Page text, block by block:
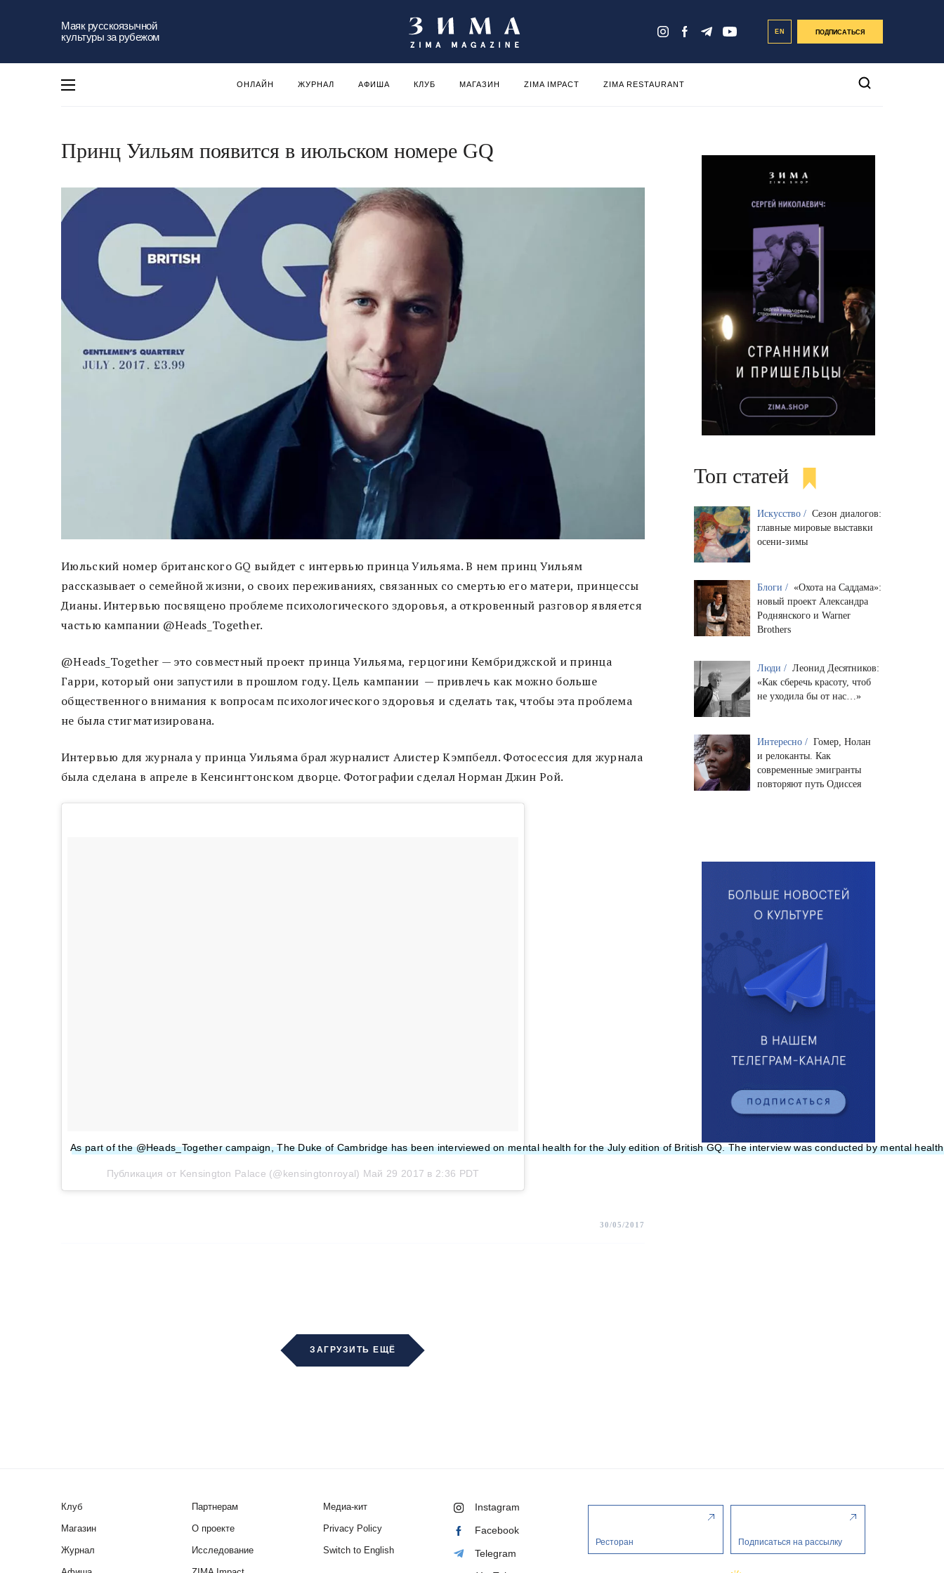
Маяк русскоязычной
культуры за рубежом
EN ПОДПИСАТЬСЯ
ОНЛАЙН ЖУРНАЛ АФИША КЛУБ МАГАЗИН ZIMA IMPACT ZIMA RESTAURANT
Принц Уильям появится в июльском номере GQ
Июльский номер британского GQ выйдет с интервью принца Уильяма. В нем принц Уильям
рассказывает о семейной жизни, о своих переживаниях, связанных со смертью его матери, принцессы
Дианы. Интервью посвящено проблеме психологического здоровья, а откровенный разговор является
частью кампании @Heads_Together.
@Heads_Together — это совместный проект принца Уильяма, герцогини Кембриджской и принца
Гарри, который они запустили в прошлом году. Цель кампании — привлечь как можно больше
общественного внимания к вопросам психологического здоровья и сделать так, чтобы эта проблема
не была стигматизирована.
Интервью для журнала у принца Уильяма брал журналист Алистер Кэмпбелл. Фотосессия для журнала
была сделана в апреле в Кенсингтонском дворце. Фотографии сделал Норман Джин Рой.
As part of the @Heads_Together campaign, The Duke of Cambridge has been interviewed on mental health for the July edition of British GQ. The interview was conducted by mental
Публикация от Kensington Palace (@kensingtonroyal) Май 29 2017 в 2:36 PDT
30/05/2017
ЗАГРУЗИТЬ ЕЩЁ
Топ статей
Искусство / Сезон диалогов:
главные мировые выставки
осени-зимы
Блоги / «Охота на Саддама»:
новый проект Александра
Роднянского и Warner
Brothers
Люди / Леонид Десятников:
«Как сберечь красоту, чтоб
не уходила бы от нас…»
Интересно / Гомер, Нолан
и релоканты. Как
современные эмигранты
повторяют путь Одиссея
Клуб
Магазин
Журнал
Партнерам
О проекте
Исследование
Медиа-кит
Privacy Policy
Switch to English
Instagram
Facebook
Telegram
Ресторан Подписаться на рассылку